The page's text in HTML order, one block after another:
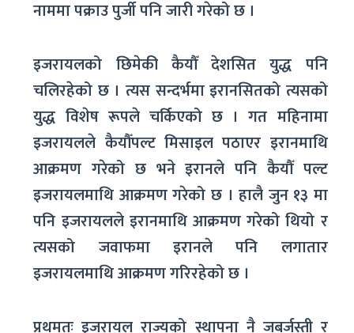
नाममा पक्राउ पुर्जी पनि जारी गरेको छ ।
इजरायलको छिमेकी कैयौँ देशसित युद्ध पनि
चलिरहेको छ । त्यस सन्दर्भमा इरानसितको त्यसको
युद्ध विशेष रूपले चर्किएको छ । गत महिनामा
इजरायलले कैयौँपल्ट मिसाइल पठाएर इरानमाथि
आक्रमण गरेको छ भने इरानले पनि कैयौँ पल्ट
इजरायलमाथि आक्रमण गरेको छ । हालै जुन १३ मा
पनि इजरायलले इरानमाथि आक्रमण गरेको थियो र
त्यसको जवाफमा इरानले पनि लगातार
इजरायलमाथि आक्रमण गरिरहेको छ ।
प्रथमतः इजरायल राज्यको स्थापना नै जबर्जस्ती र